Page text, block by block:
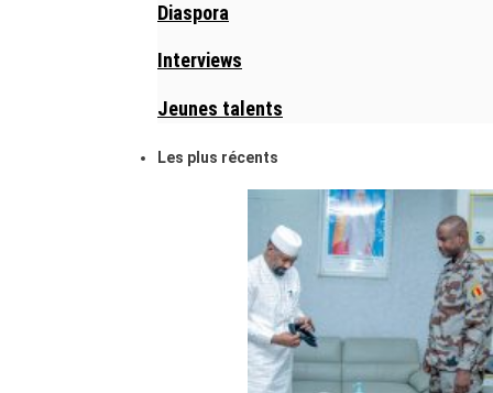
Diaspora
Interviews
Jeunes talents
Les plus récents